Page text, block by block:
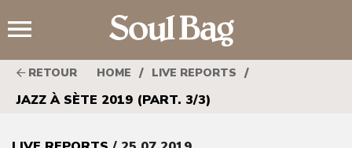
RETOUR HOME / LIVE REPORTS /
JAZZ À SÈTE 2019 (PART. 3/3)